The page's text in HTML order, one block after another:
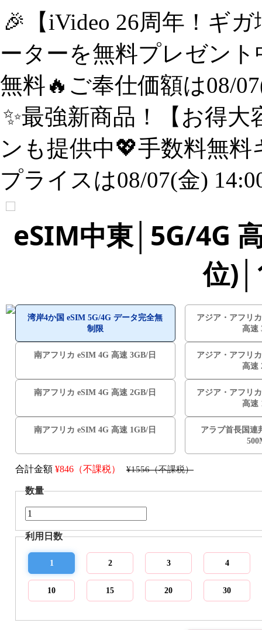
🎉【iVideo 26周年！ギ
ーターを無料プレゼン
無料🔥ご奉仕価額は08/
✨️最強新商品！【お得
ンも提供中💖手数料無
プライスは08/07(金)
eSIM中東│5G/4G
位
湾岸4か国 eSIM 5G/4G データ完全無
制限
アジア・アフリ
高速
南アフリカ eSIM 4G 高速 3GB/日
アジア・アフリ
高速
南アフリカ eSIM 4G 高速 2GB/日
アジア・アフリ
高速
南アフリカ eSIM 4G 高速 1GB/日
アラブ首長国連
合計金額 ¥846（不課税） ¥1556（不課税）
数量
利用日数
1 2 3 4
10 15 20 30